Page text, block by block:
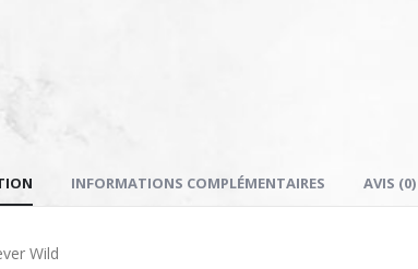
INFORMATIONS COMPLÉMENTAIRES AVIS (0)
Wild